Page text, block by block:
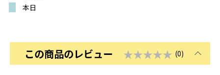
本日
この商品のレビュー ★★★★★ (0)